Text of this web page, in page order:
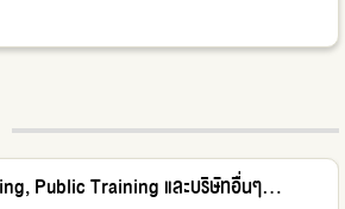
Public Training และบริษัทอื่นๆ...